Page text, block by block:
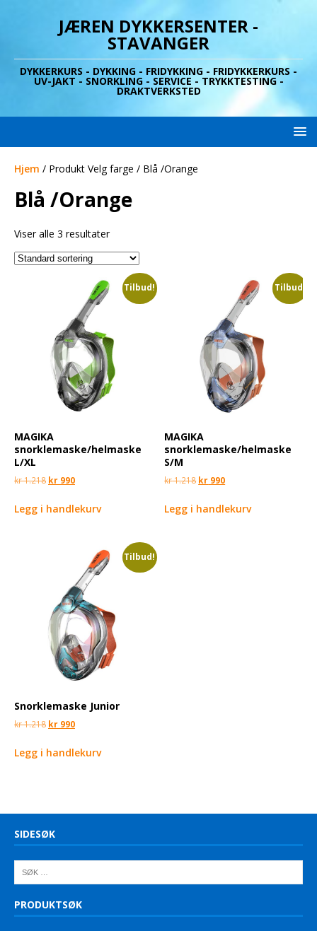
JÆREN DYKKERSENTER -
STAVANGER
DYKKERKURS - DYKKING - FRIDYKKING - FRIDYKKERKURS -
UV-JAKT - SNORKLING - SERVICE - TRYKKTESTING -
DRAKTVERKSTED
Hjem / Produkt Velg farge / Blå /Orange
Blå /Orange
Viser alle 3 resultater
Tilbud!
MAGIKA
snorklemaske/helmaske
L/XL
kr1.218 kr 990
Legg i handlekurv
Tilbud!
MAGIKA
snorklemaske/helmaske
S/M
kr1.218 kr 990
Legg i handlekurv
Tilbud!
Snorklemaske Junior
kr1.218 kr 990
Legg i handlekurv
SIDESØK
PRODUKTSØK